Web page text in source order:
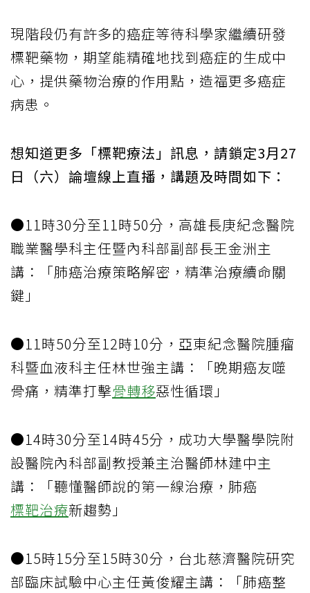
現階段仍有許多的癌症等待科學家繼續研發
標靶藥物，期望能精確地找到癌症的生成中
心，提供藥物治療的作用點，造福更多癌症
病患。
想知道更多「標靶療法」訊息，請鎖定3月27
日（六）論壇線上直播，講題及時間如下：
●11時30分至11時50分，高雄長庚紀念醫院
職業醫學科主任暨內科部副部長王金洲主
講：「肺癌治療策略解密，精準治療續命關
鍵」
●11時50分至12時10分，亞東紀念醫院腫瘤
科暨血液科主任林世強主講：「晚期癌友噬
骨痛，精準打擊骨轉移惡性循環」
●14時30分至14時45分，成功大學醫學院附
設醫院內科部副教授兼主治醫師林建中主
講：「聽懂醫師說的第一線治療，肺癌
標靶治療新趨勢」
●15時15分至15時30分，台北慈濟醫院研究
部臨床試驗中心主任黃俊耀主講：「肺癌整